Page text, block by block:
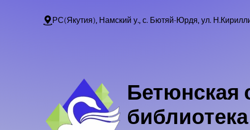
РС(Якутия), Намский у., с. Бютяй-Юрдя, ул.
Бетюнская
библиотека